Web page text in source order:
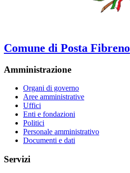
Comune di Posta Fibreno
Amministrazione
Organi di governo
Aree amministrative
Uffici
Enti e fondazioni
Politici
Personale amministrativo
Documenti e dati
Servizi